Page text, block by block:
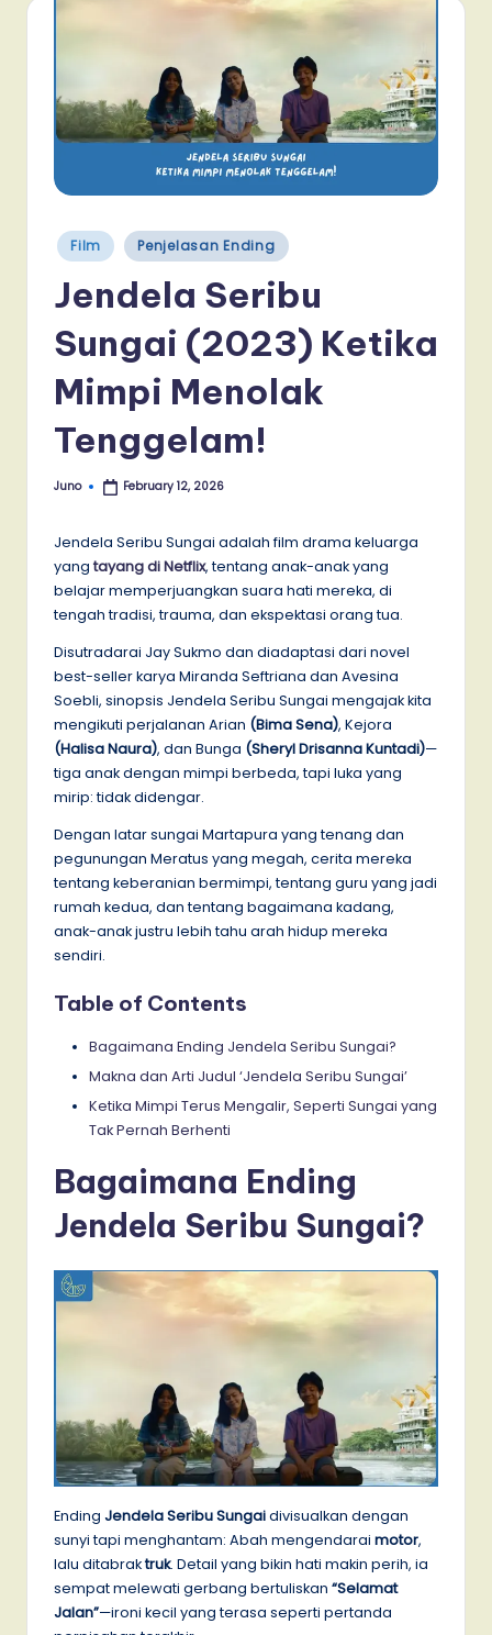
Posted
in
Film Penjelasan Ending
Jendela Seribu
Sungai (2023) Ketika
Mimpi Menolak
Tenggelam!
Posted
Juno February 12, 2026
Jendela Seribu Sungai adalah film drama keluarga
yang tayang di Netflix, tentang anak-anak yang
belajar memperjuangkan suara hati mereka, di
tengah tradisi, trauma, dan ekspektasi orang tua.
Disutradarai Jay Sukmo dan diadaptasi dari novel
best-seller karya Miranda Seftriana dan Avesina
Soebli, sinopsis Jendela Seribu Sungai mengajak kita
mengikuti perjalanan Arian (Bima Sena), Kejora ​​
(Halisa Naura), dan Bunga (Sheryl Drisanna Kuntadi)—
tiga anak dengan mimpi berbeda, tapi luka yang
mirip: tidak didengar.
Dengan latar sungai Martapura yang tenang dan
pegunungan Meratus yang megah, cerita mereka
tentang keberanian bermimpi, tentang guru yang jadi
rumah kedua, dan tentang bagaimana kadang,
anak-anak justru lebih tahu arah hidup mereka
sendiri.
Table of Contents
Bagaimana Ending Jendela Seribu Sungai?
Makna dan Arti Judul ‘Jendela Seribu Sungai’
Ketika Mimpi Terus Mengalir, Seperti Sungai yang
Tak Pernah Berhenti
Bagaimana Ending
Jendela Seribu Sungai?
Ending Jendela Seribu Sungaidivisualkan dengan
sunyi tapi menghantam: Abah mengendarai motor,
lalu ditabraktruk. Detail yang bikin hati makin perih, ia
sempat melewati gerbang bertuliskan “Selamat
Jalan”—ironi kecil yang terasa seperti pertanda